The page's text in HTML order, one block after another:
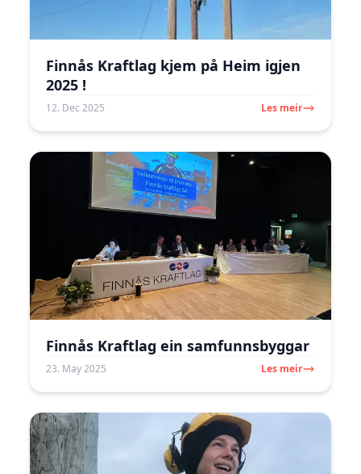
Finnås Kraftlag kjem på Heim igjen
2025 !
12. Dec 2025 Les meir
Finnås Kraftlag ein samfunnsbyggar
23. May 2025 Les meir